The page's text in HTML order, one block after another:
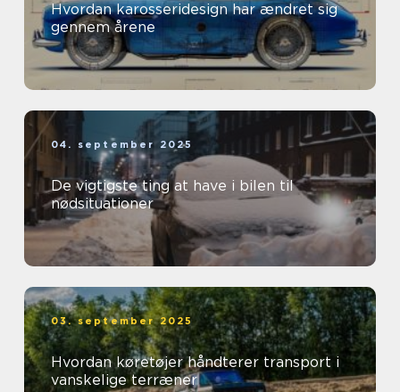
Hvordan karosseridesign har ændret sig
gennem årene
04. september 2025
De vigtigste ting at have i bilen til
nødsituationer
03. september 2025
Hvordan køretøjer håndterer transport i
vanskelige terræner